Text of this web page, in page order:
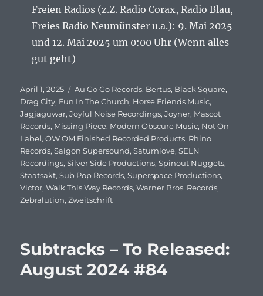
Freien Radios (z.Z. Radio Corax, Radio Blau,
Freies Radio Neumünster u.a.): 9. Mai 2025
und 12. Mai 2025 um 0:00 Uhr (Wenn alles
gut geht)
Veröffentlicht
am
April 1, 2025 Schlagwörter
Au Go Go Records, Bertus, Black Square,
Drag City, Fun In The Church, Horse Friends Music,
Jagjaguwar,Joyful Noise Recordings,Joyner, Mascot
Records, Missing Piece, Modern Obscure Music, Not On
Label,OW OM Finished Recorded Products, Rhino
Records,Saigon Supersound,Saturnlove,SELN
Recordings,Silver Side Productions,Spinout Nuggets,
Staatsakt,Sub Pop Records,Superspace Productions,
Victor,Walk This Way Records,Warner Bros. Records,
Zebralution,Zweitschrift
Subtracks – To Released:
August 2024 #84